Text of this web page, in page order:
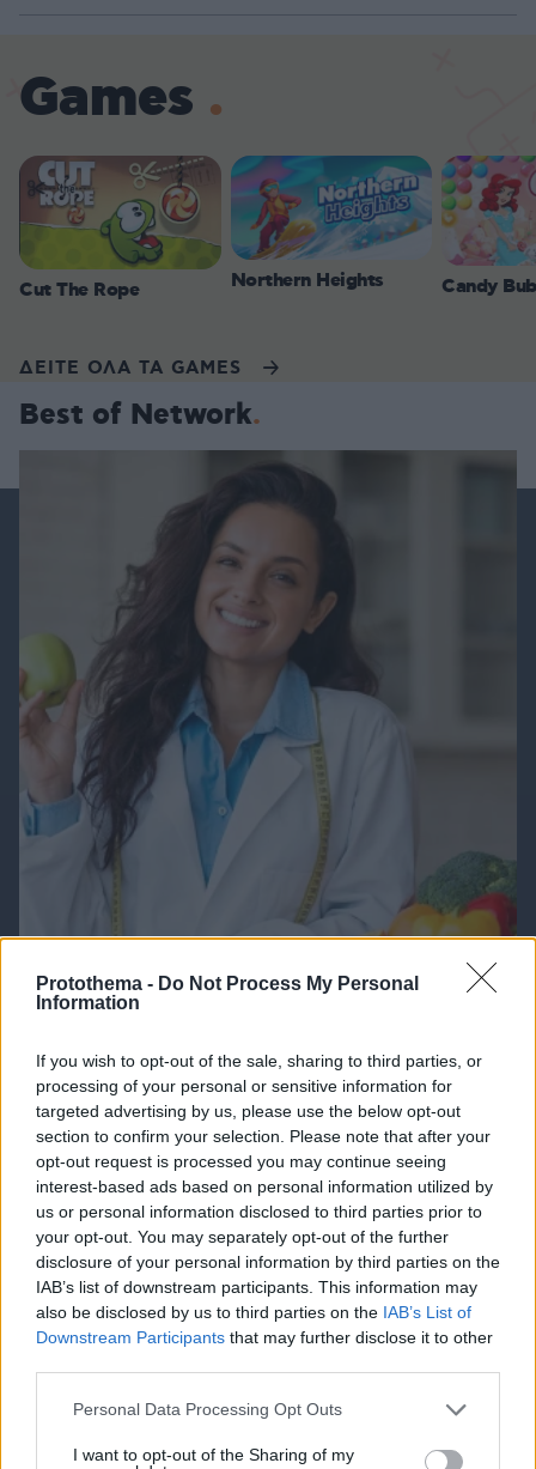
Protothema - Do Not Process My Personal
Information
If you wish to opt-out of the sale, sharing to third parties, or
processing of your personal or sensitive information for
targeted advertising by us, please use the below opt-out
section to confirm your selection. Please note that after your
opt-out request is processed you may continue seeing
interest-based ads based on personal information utilized by
us or personal information disclosed to third parties prior to
your opt-out. You may separately opt-out of the further
disclosure of your personal information by third parties on the
IAB’s list of downstream participants. This information may
also be disclosed by us to third parties on the IAB’s List of
Downstream Participants that may further disclose it to other
Please note that this website/app uses one or more Google
not limited to your visit or usage behaviour. You may click to
Personal Data Processing Opt Outs
I want to opt-out of the Sharing of my
Games
Cut The Rope Northern Heights Candy
ΔΕΙΤΕ ΟΛΑ ΤΑ GAMES
Best of Network
Τα φρούτα που επιλέγουν 4 ενδοκρινολόγοι για
το λίπος στην κοιλιά